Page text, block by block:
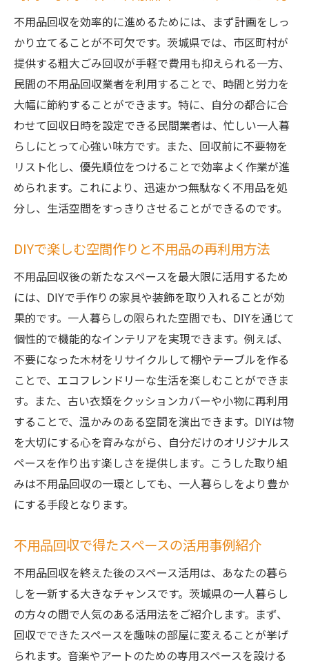
不用品回収を効率的に進めるためには、まず計画をしっ
かり立てることが不可欠です。茨城県では、市区町村が
提供する粗大ごみ回収が手軽で費用も抑えられる一方、
民間の不用品回収業者を利用することで、時間と労力を
大幅に節約することができます。特に、自分の都合に合
わせて回収日時を設定できる民間業者は、忙しい一人暮
らしにとって心強い味方です。また、回収前に不要物を
リスト化し、優先順位をつけることで効率よく作業が進
められます。これにより、迅速かつ無駄なく不用品を処
分し、生活空間をすっきりさせることができるのです。
DIYで楽しむ空間作りと不用品の再利用方法
不用品回収後の新たなスペースを最大限に活用するため
には、DIYで手作りの家具や装飾を取り入れることが効
果的です。一人暮らしの限られた空間でも、DIYを通じて
個性的で機能的なインテリアを実現できます。例えば、
不要になった木材をリサイクルして棚やテーブルを作る
ことで、エコフレンドリーな生活を楽しむことができま
す。また、古い衣類をクッションカバーや小物に再利用
することで、温かみのある空間を演出できます。DIYは物
を大切にする心を育みながら、自分だけのオリジナルス
ペースを作り出す楽しさを提供します。こうした取り組
みは不用品回収の一環としても、一人暮らしをより豊か
にする手段となります。
不用品回収で得たスペースの活用事例紹介
不用品回収を終えた後のスペース活用は、あなたの暮ら
しを一新する大きなチャンスです。茨城県の一人暮らし
の方々の間で人気のある活用法をご紹介します。まず、
回収でできたスペースを趣味の部屋に変えることが挙げ
られます。音楽やアートのための専用スペースを設ける